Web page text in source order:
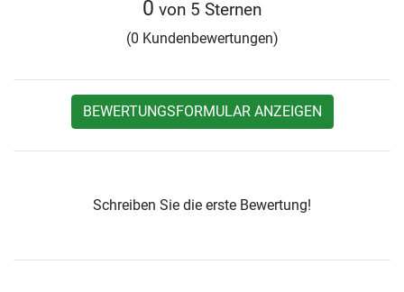
0 von 5 Sternen
(0 Kundenbewertungen)
BEWERTUNGSFORMULAR ANZEIGEN
Schreiben Sie die erste Bewertung!